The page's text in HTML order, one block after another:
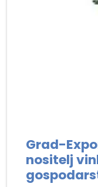
Grad-
nositelj